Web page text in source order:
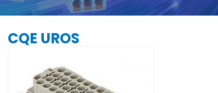
CQE UROS